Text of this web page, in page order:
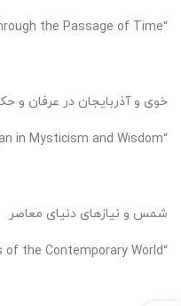
“Shams and Rumi Through the Passage of Time”
خوی و آذربایجان در عرفان و
“Khoy and Azerbaijan in Mysticism and Wisdom”
شمس و نیازهای دنیای معاصر
“Shams and the Needs of the Contemporary World”